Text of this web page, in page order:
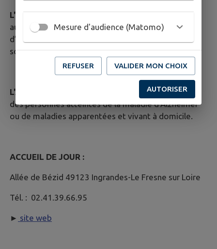
L'ESCALE LES MONCELLIERES, vous propose tout
au long de l’année un ensemble de services et
d’activités pour vous et votre entourage avec le
soutien d’un réseau de partenaires spécialisés.
L'ACCUEIL DE JOUR LES MONCELLIERESaccueille
des personnes atteintes de la maladie d'Alzheimer
ou de maladies apparentées et vivant à domicile.
ACCUEIL DE JOUR :
Allée de Bézid 49123 Ingrandes-Le Fresne sur Loire
Tél. : 02.41.39.66.95
► site web
Mesure d'audience (Matomo)
REFUSER VALIDER MON CHOIX
AUTORISER